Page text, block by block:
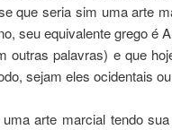
que seria sim uma arte
seu equivalente grego é
outras palavras) e que
sejam eles ocidentais
arte marcial tendo